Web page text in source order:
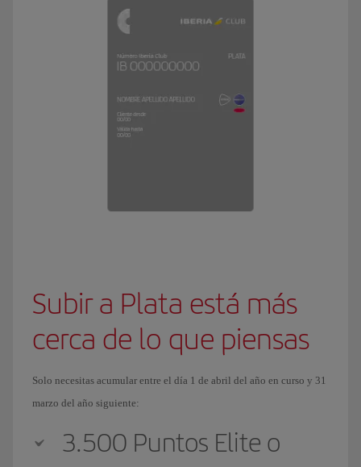
Subir a Plata está más
cerca de lo que piensas
Solo necesitas acumular entre el día 1 de abril del año en curso y 31
marzo del año siguiente:
3.500 Puntos Elite o